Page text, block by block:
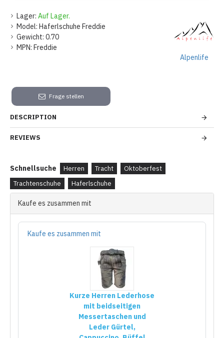
Lager: Auf Lager.
Model: Haferlschuhe Freddie
Gewicht: 0.70
MPN: Freddie
Alpenlife
Frage stellen
DESCRIPTION
REVIEWS
Schnellsuche Herren Tracht
Oktoberfest
Trachtenschuhe
Haferlschuhe
Kaufe es zusammen mit
Kaufe es zusammen mit
Kurze Herren Lederhose
mit beidseitigen
Messertaschen und
Leder Gürtel,